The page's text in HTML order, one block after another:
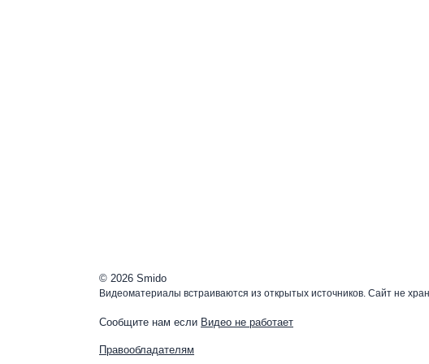
© 2026 Smido
Видеоматериалы встраиваются из открытых источников. Сайт не
Сообщите нам если Видео не работает
Правообладателям